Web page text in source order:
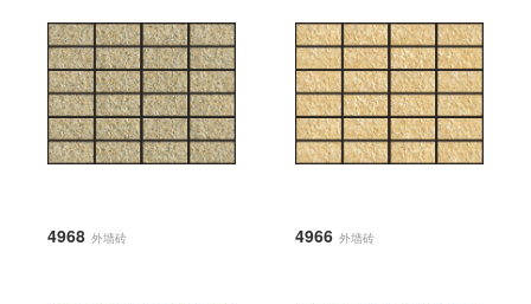
4968 外墙砖 4966 外墙砖